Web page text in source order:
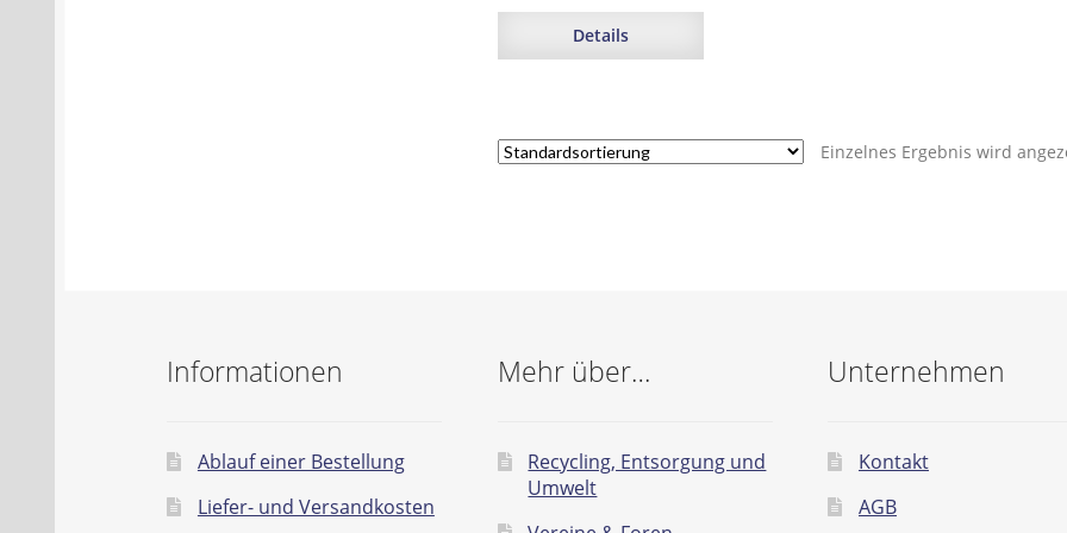
Details
Einzelnes Ergebnis wird
Informationen
Ablauf einer Bestellung
Liefer- und Versandkosten
Mehr über…
Recycling, Entsorgung und
Umwelt
Unternehmen
Kontakt
AGB